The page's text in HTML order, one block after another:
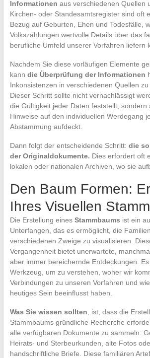
Informationen aus verschiedenen Quellen
Kirchen- oder Standesamtsregister sind oft
Bezug auf Geburten, Ehen und Todesfälle,
Volkszählungen wertvolle Details über das
berufliche Umfeld unserer Vorfahren liefern
Nachdem Sie diese vorläufigen Elemente
kann die Überprüfung der Informationen
Inkonsistenzen in verschiedenen Quellen zu
Dieser Schritt sollte nicht vernachlässigt
die Gültigkeit jeder Daten feststellt, sondern
Hinweise auf den individuellen Werdegang
Abstammung aufdeckt.
Dann folgt der entscheidende Schritt: die
der Originaldokumente. Dies erfordert oft
lokalen oder nationalen Archiven, wo sie
Den Baum Formen:
Ihres Visuellen
Die Erstellung eines Stammbaums ist ein
Unterfangen, das es ermöglicht, die
verschiedenen Zweige zu visualisieren.
Vergangenheit bietet unerwartete,
aber immer bereichernde Entdeckungen.
Werkzeug, um zu verstehen, woher wir
Verbindungen zu unseren Vorfahren und
heutiges Sein beeinflusst haben.
Was Sie wissen sollten , ist, dass die
Stammbaums gründliche Recherche
alle verfügbaren Dokumente zu sammeln:
Heirats- und Sterbeurkunden, alte Fotos
handschriftliche Briefe. Diese familiären